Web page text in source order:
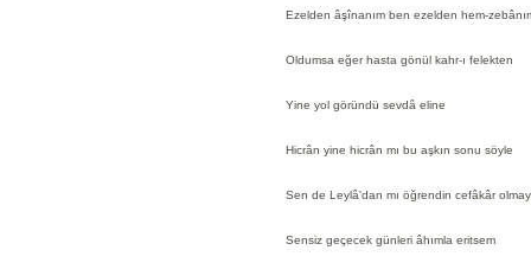
Ezelden âşînanım ben ezelden hem-
Oldumsa eğer hasta gönül kahr-ı felekten
Yine yol göründü sevdâ eline
Hicrân yine hicrân mı bu aşkın sonu söyle
Sen de Leylâ'dan mı öğrendin cefâkâr
Sensiz geçecek günleri âhımla eritsem